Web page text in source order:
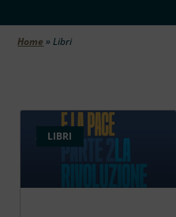
Home »Libri
LIBRI